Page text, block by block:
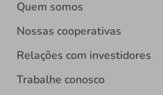
Quem somos
Nossas cooperativas
Relações com investidores
Trabalhe conosco